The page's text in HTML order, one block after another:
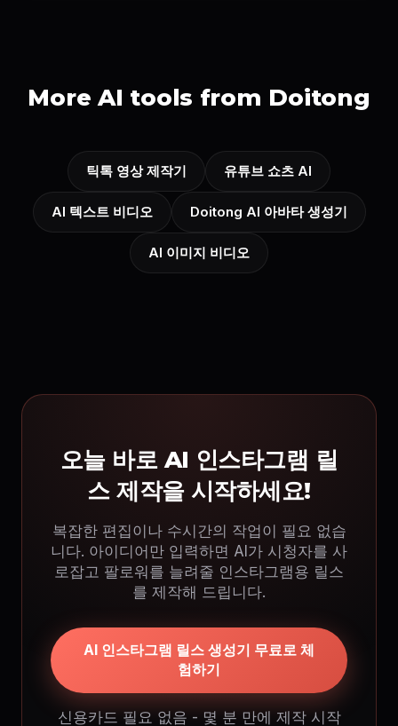
More AI tools from Doitong
틱톡 영상 제작기 유튜브 쇼츠 AI
AI 텍스트 비디오 Doitong AI 아바타 생성기
AI 이미지 비디오
오늘 바로 AI 인스타그램 릴
스 제작을 시작하세요!
복잡한 편집이나 수시간의 작업이 필요 없습
니다. 아이디어만 입력하면 AI가 시청자를 사
로잡고 팔로워를 늘려줄 인스타그램용 릴스
를 제작해 드립니다.
AI 인스타그램 릴스 생성기 무료로 체
험하기
신용카드 필요 없음 - 몇 분 만에 제작 시작